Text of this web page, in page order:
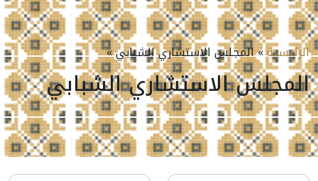
الرئيسية» المجلس الاستشاري الشبابي »
المجلس الاستشاري الشبابي